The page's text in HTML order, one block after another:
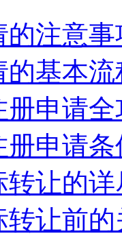
的注意事
的基本流
申请全
申请
让的
让前